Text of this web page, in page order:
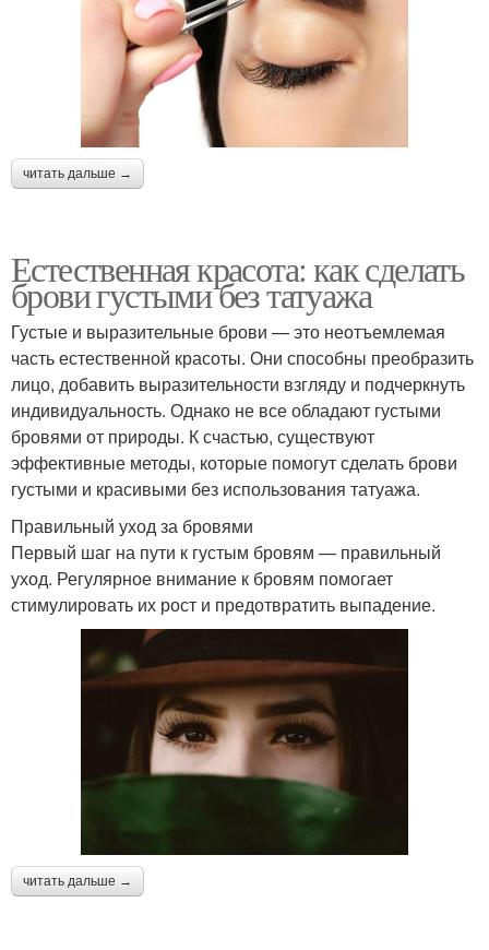
читать дальше →
Естественная красота: как сделать
брови густыми без татуажа
Густые и выразительные брови — это неотъемлемая
часть естественной красоты. Они способны преобразить
лицо, добавить выразительности взгляду и подчеркнуть
индивидуальность. Однако не все обладают густыми
бровями от природы. К счастью, существуют
эффективные методы, которые помогут сделать брови
густыми и красивыми без использования татуажа.
Правильный уход за бровями
Первый шаг на пути к густым бровям — правильный
уход. Регулярное внимание к бровям помогает
стимулировать их рост и предотвратить выпадение.
читать дальше →